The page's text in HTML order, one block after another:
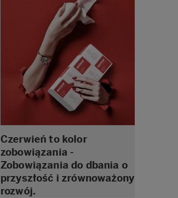
Czerwień to kolor
zobowiązania -
Zobowiązania do dbania o
przyszłość i zrównoważony
rozwój.